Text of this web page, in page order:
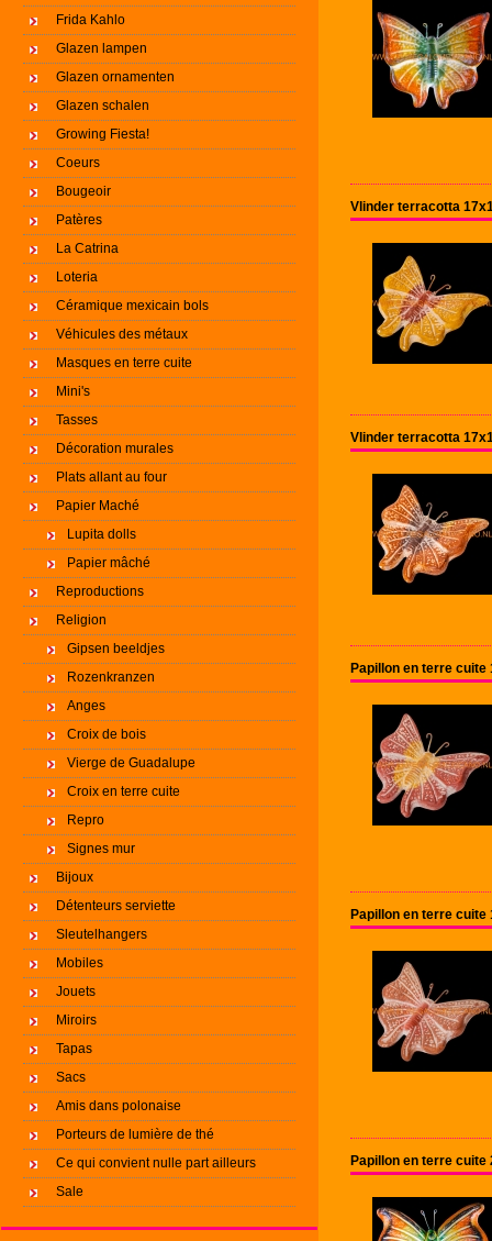
Frida Kahlo
Glazen lampen
Glazen ornamenten
Glazen schalen
Growing Fiesta!
Coeurs
Bougeoir
Patères
La Catrina
Loteria
Céramique mexicain bols
Véhicules des métaux
Masques en terre cuite
Mini's
Tasses
Décoration murales
Plats allant au four
Papier Maché
Lupita dolls
Papier mâché
Reproductions
Religion
Gipsen beeldjes
Rozenkranzen
Anges
Croix de bois
Vierge de Guadalupe
Croix en terre cuite
Repro
Signes mur
Bijoux
Détenteurs serviette
Sleutelhangers
Mobiles
Jouets
Miroirs
Tapas
Sacs
Amis dans polonaise
Porteurs de lumière de thé
Ce qui convient nulle part ailleurs
Sale
Vlinder terracotta
Vlinder terracotta
Papillon en terre cuite
Papillon en terre cuite
Papillon en terre cuite